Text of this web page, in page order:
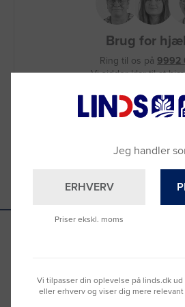
Brug for
Ring til os på 9992
Vi sidder klar til at
Du kan også kontakte din
– se oversigten
Jeg handler
ERHVERV
Priser ekskl. moms
Vi tilpasser din oplevelse på linds.dk
eller erhverv og viser dig mere